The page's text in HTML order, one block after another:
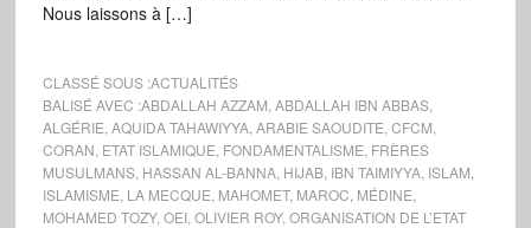
Nous laissons à […]
CLASSÉ SOUS :ACTUALITÉS
BALISÉ AVEC :ABDALLAH AZZAM ABDALLAH IBN ABBAS,
ALGÉRIE AQUIDA TAHAWIYYA, ARABIE SAOUDITE CFCM
CORAN ETAT ISLAMIQUE FONDAMENTALISME FRÈRES
MUSULMANS, HASSAN AL-BANNA, HIJAB, IBN TAIMIYYA, ISLAM
ISLAMISME LA MECQUE MAHOMET, MAROC MÉDINE
MOHAMED TOZY, OEI, OLIVIER ROY, ORGANISATION DE L’ETAT